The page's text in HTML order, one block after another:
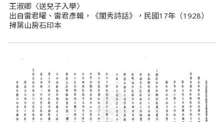
王淑卿〈送兒子入學〉
出自雷君曜、雷君彥輯，《閨秀詩話》，民國17年（1928）
掃葉山房石印本